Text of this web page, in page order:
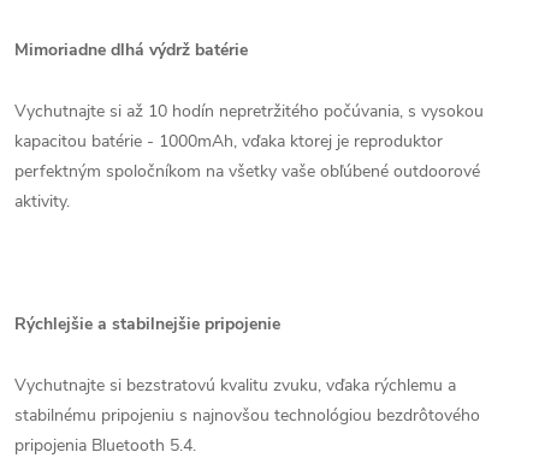
Mimoriadne dlhá výdrž batérie
Vychutnajte si až 10 hodín nepretržitého počúvania, s vysokou
kapacitou batérie - 1000mAh, vďaka ktorej je reproduktor
perfektným spoločníkom na všetky vaše obľúbené outdoorové
aktivity.
Rýchlejšie a stabilnejšie pripojenie
Vychutnajte si bezstratovú kvalitu zvuku, vďaka rýchlemu a
stabilnému pripojeniu s najnovšou technológiou bezdrôtového
pripojenia Bluetooth 5.4.